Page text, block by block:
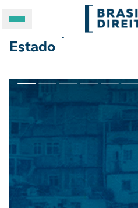
A BRASIL DE DIREITOS
ASSUNTOS
3 ideias para
Estado